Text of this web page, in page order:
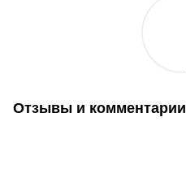
Отзывы и комментарии